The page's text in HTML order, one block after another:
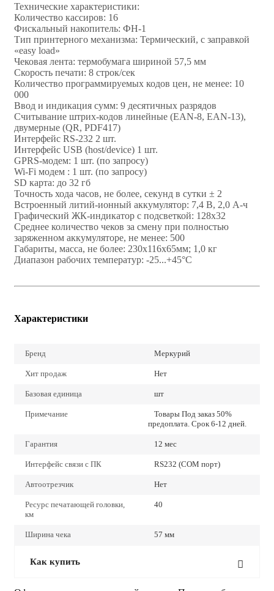
Технические характеристики:
Количество кассиров: 16
Фискальный накопитель: ФН-1
Тип принтерного механизма: Термический, с заправкой
«easy load»
Чековая лента: термобумага шириной 57,5 мм
Скорость печати: 8 строк/сек
Количество программируемых кодов цен, не менее: 10
000
Ввод и индикация сумм: 9 десятичных разрядов
Считывание штрих-кодов линейные (EAN-8, ЕАN-13),
двумерные (QR, PDF417)
Интерфейс RS-232 2 шт.
Интерфейс USB (host/device) 1 шт.
GPRS-модем: 1 шт. (по запросу)
Wi-Fi модем : 1 шт. (по запросу)
SD карта: до 32 гб
Точность хода часов, не более, секунд в сутки ± 2
Встроенный литий-ионный аккумулятор: 7,4 В, 2,0 А-ч
Графический ЖК-индикатор с подсветкой: 128х32
Среднее количество чеков за смену при полностью
заряженном аккумуляторе, не менее: 500
Габариты, масса, не более: 230х116х65мм; 1,0 кг
Диапазон рабочих температур: -25...+45°С
Характеристики
Бренд Меркурий
Хит продаж Нет
Базовая единица шт
Примечание
Товары Под заказ 50%
предоплата. Срок 6-12 дней.
Гарантия 12 мес
Интерфейс связи с ПК RS232 (COM порт)
Автоотрезчик Нет
Ресурс печатающей головки,
км
40
Ширина чека 57 мм
Как купить